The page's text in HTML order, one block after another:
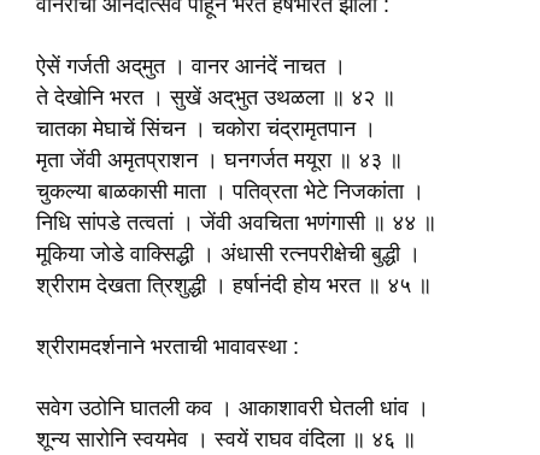
वानरांचा आनंदोत्सव पाहून भरत हर्षभरित झाला :
ऐसें गर्जती अद्‌मुत । वानर आनंदें नाचत ।
ते देखोनि भरत । सुखें अद्‌भुत उथळला ॥ ४२ ॥
चातका मेघाचें सिंचन । चकोरा चंद्रामृतपान ।
मृता जेंवी अमृतप्राशन । घनगर्जत मयूरा ॥ ४३ ॥
चुकल्या बाळकासी माता । पतिव्रता भेटे निजकांता ।
निधि सांपडे तत्वतां । जेंवी अवचिता भणंगासी ॥ ४४ ॥
मूकिया जोडे वाक्सिद्धी । अंधासी रत्‍नपरीक्षेची बुद्धी ।
श्रीराम देखता त्रिशुद्धी । हर्षानंदी होय भरत ॥ ४५ ॥
श्रीरामदर्शनाने भरताची भावावस्था :
सवेग उठोनि घातली कव । आकाशावरी घेतली धांव ।
शून्य सारोनि स्वयमेव । स्वयें राघव वंदिला ॥ ४६ ॥